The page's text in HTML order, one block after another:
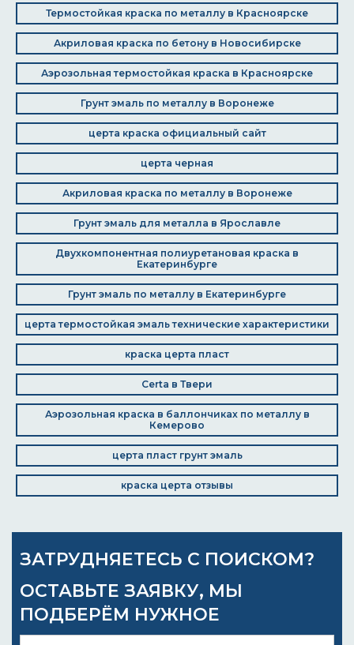
Термостойкая краска по металлу в Красноярске
Акриловая краска по бетону в Новосибирске
Аэрозольная термостойкая краска в Красноярске
Грунт эмаль по металлу в Воронеже
церта краска официальный сайт
церта черная
Акриловая краска по металлу в Воронеже
Грунт эмаль для металла в Ярославле
Двухкомпонентная полиуретановая краска в
Екатеринбурге
Грунт эмаль по металлу в Екатеринбурге
церта термостойкая эмаль технические характеристики
краска церта пласт
Certa в Твери
Аэрозольная краска в баллончиках по металлу в
Кемерово
церта пласт грунт эмаль
краска церта отзывы
ЗАТРУДНЯЕТЕСЬ С ПОИСКОМ?
ОСТАВЬТЕ ЗАЯВКУ, МЫ
ПОДБЕРЁМ НУЖНОЕ